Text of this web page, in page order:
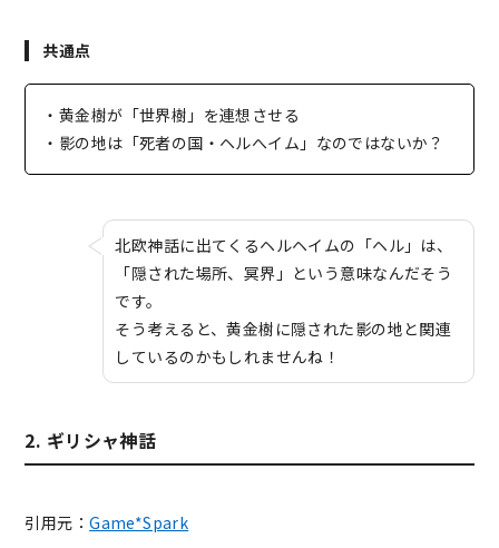
共通点
・黄金樹が「世界樹」を連想させる
・影の地は「死者の国・ヘルへイム」なのではないか？
北欧神話に出てくるヘルヘイムの「ヘル」は、
「隠された場所、冥界」という意味なんだそう
です。
そう考えると、黄金樹に隠された影の地と関連
しているのかもしれませんね！
2. ギリシャ神話
引用元：Game*Spark